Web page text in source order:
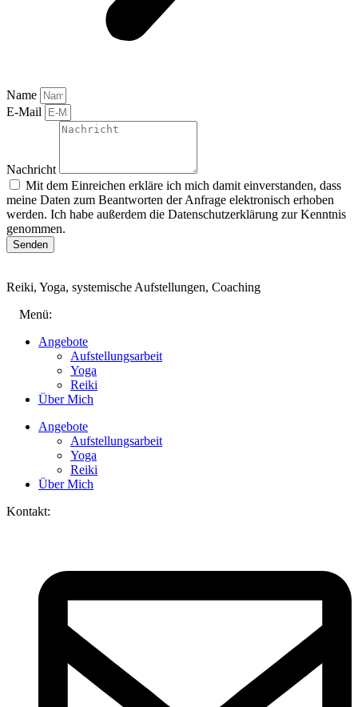
Name
E-Mail
Nachricht
Mit dem Einreichen erkläre ich mich damit einverstanden, dass
meine Daten zum Beantworten der Anfrage elektronisch erhoben
werden. Ich habe außerdem die Datenschutzerklärung zur Kenntnis
genommen.
Senden
Reiki, Yoga, systemische Aufstellungen, Coaching
Menü:
Angebote
Aufstellungsarbeit
Yoga
Reiki
Über Mich
Angebote
Aufstellungsarbeit
Yoga
Reiki
Über Mich
Kontakt: